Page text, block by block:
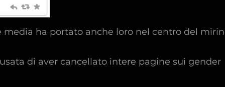
ha portato anche loro nel centro del
di aver cancellato intere pagine sui gender